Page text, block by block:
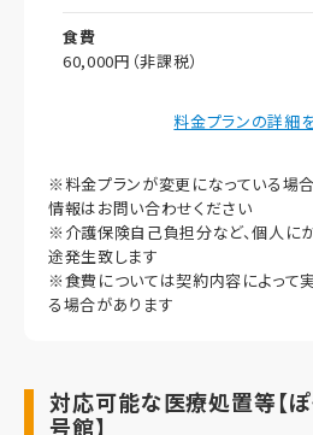
食費
60,000円（非課税）
想定居住期間（償却年月数）
その他事項
定員
1人
料金プランの詳細
※料金プランが変更になっている場
情報はお問い合わせください
※介護保険自己負担分など、個人に
途発生致します
※食費については契約内容によって
る場合があります
対応可能な医療処置等【
号館】